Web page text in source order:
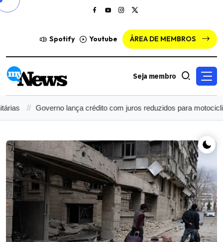
Spotify Youtube ÁREA DE MEMBROS
Seja membro
Governo lança crédito com juros reduzidos para motociclistas de